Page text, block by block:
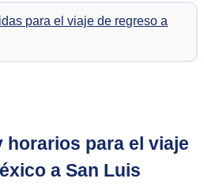
para el viaje de regreso a
horarios para el viaje
a San Luis